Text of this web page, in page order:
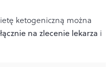
ketogeniczną można
na zlecenie lekarza i